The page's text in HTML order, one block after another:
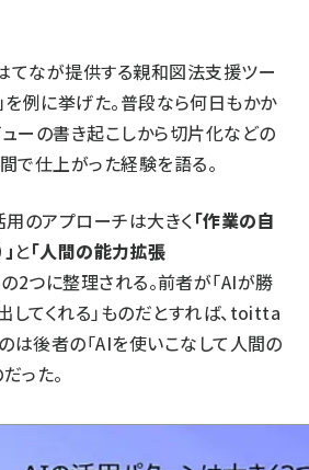
てなが提供する親和図法支援ツー
」を例に挙げた。普段なら何日もかか
ーの書き起こしから切片化などの
で仕上がった経験を語る。
のアプローチは大きく「作業の自
と「人間の能力拡張
の2つに整理される。前者が「AIが勝
してくれる」ものだとすれば、toitta
は後者の「AIを使いこなして人間の
った。